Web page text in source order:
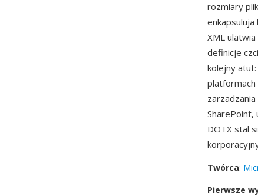
rozmiary
XML
definicje
kolejny atut:
SharePoint,
DOTX stal
Twórca:
Pierwsze